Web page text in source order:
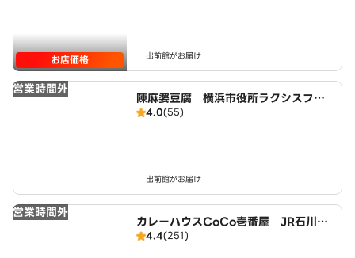
お店価格 出前館がお届け
営業時間外
陳麻婆豆腐 横浜市役所ラクシスフロ
ント店
4.0(55)
出前館がお届け
営業時間外
カレーハウスCoCo壱番屋 JR石川町
駅南口店（SD）
4.4(251)